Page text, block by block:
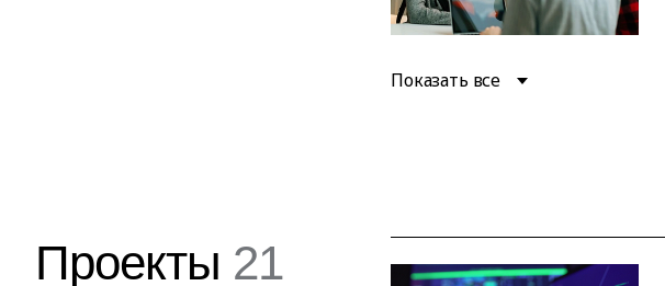
Показать все
Проекты 21